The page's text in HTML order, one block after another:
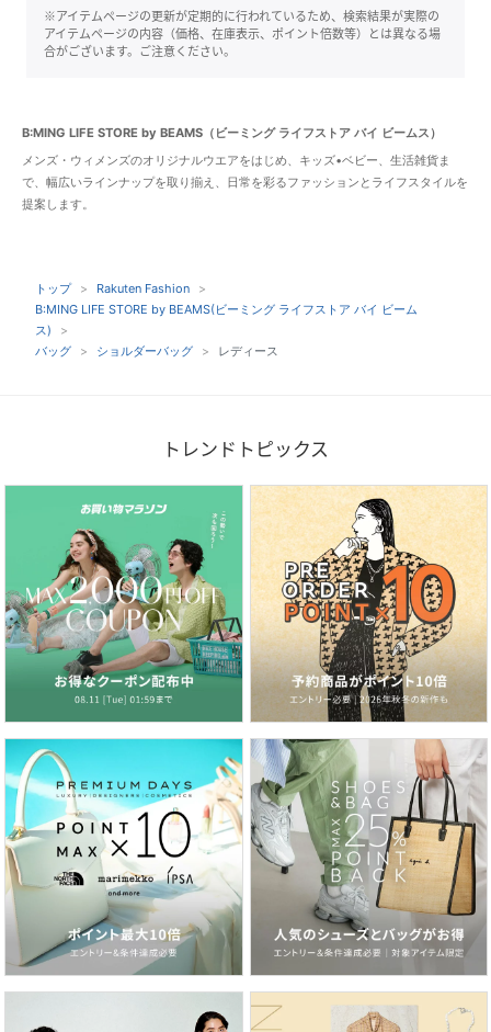
※アイテムページの更新が定期的に行われているため、検索結果が実際の
アイテムページの内容（価格、在庫表示、ポイント倍数等）とは異なる場
合がございます。ご注意ください。
B:MING LIFE STORE by BEAMS（ビーミング ライフストア バイ ビームス）
メンズ・ウィメンズのオリジナルウエアをはじめ、キッズ•ベビー、生活雑貨ま
で、幅広いラインナップを取り揃え、日常を彩るファッションとライフスタイルを
提案します。
トップ
Rakuten Fashion
B:MING LIFE STORE by BEAMS(ビーミング ライフストア バイ ビーム
ス)
バッグ
ショルダーバッグ レディース
トレンドトピックス